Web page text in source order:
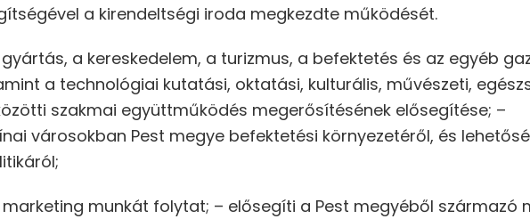
a kirendeltségi iroda megkezdte működését.
a kereskedelem, a turizmus, a befektetés és az egyéb
a technológiai kutatási, oktatási, kulturális, művészeti,
szakmai együttműködés megerősítésének elősegítése; –
városokban Pest megye befektetési környezetéről, és
munkát folytat; – elősegíti a Pest megyéből származó